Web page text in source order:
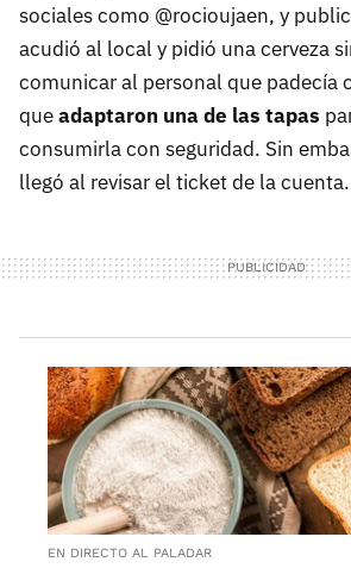
sociales como @rocioujaen, y
acudió al local y pidió una cerveza
comunicar al personal que padecía
queadaptaron una de las tapas
consumirla con seguridad. Sin
llegó al revisar el ticket de la cuenta.
EN DIRECTO AL PALADAR